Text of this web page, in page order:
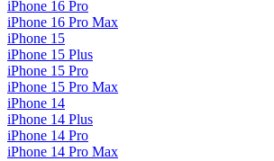
iPhone 16 Pro
iPhone 16 Pro Max
iPhone 15
iPhone 15 Plus
iPhone 15 Pro
iPhone 15 Pro Max
iPhone 14
iPhone 14 Plus
iPhone 14 Pro
iPhone 14 Pro Max